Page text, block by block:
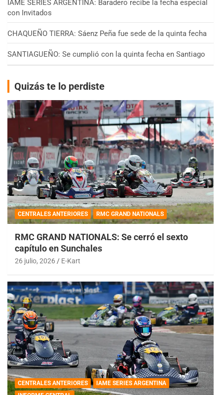
IAME SERIES ARGENTINA: Baradero recibe la fecha especial
con Invitados
CHAQUEÑO TIERRA: Sáenz Peña fue sede de la quinta fecha
SANTIAGUEÑO: Se cumplió con la quinta fecha en Santiago
Quizás te lo perdiste
CENTRALES ANTERIORES RMC GRAND NATIONALS
RMC GRAND NATIONALS: Se cerró el sexto
capítulo en Sunchales
26 julio, 2026 E-Kart
CENTRALES ANTERIORES
IAME SERIES ARGENTINA